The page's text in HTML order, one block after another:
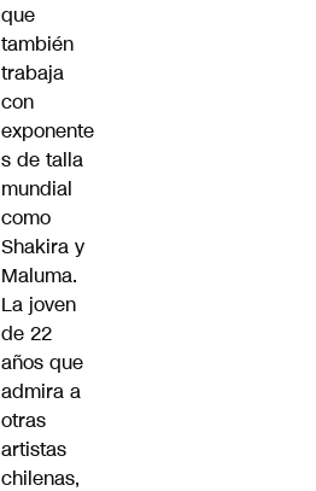
que
también
trabaja
con
exponente
s de talla
mundial
como
Shakira y
Maluma.
La joven
de 22
años que
admira a
otras
artistas
chilenas,